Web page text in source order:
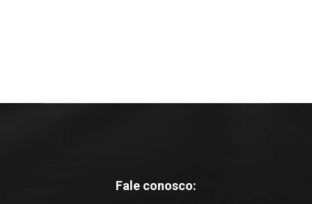
Fale conosco: